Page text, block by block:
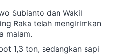
Subianto dan Wakil
Raka telah mengirimkan
malam.
1,3 ton, sedangkan sapi